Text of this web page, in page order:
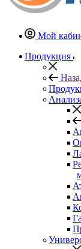
Мой
Продукция